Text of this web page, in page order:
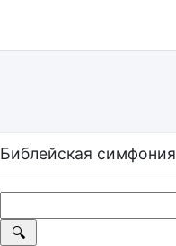
Библейская симфония